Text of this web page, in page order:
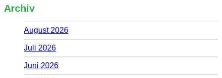
Archiv
August 2026
Juli 2026
Juni 2026